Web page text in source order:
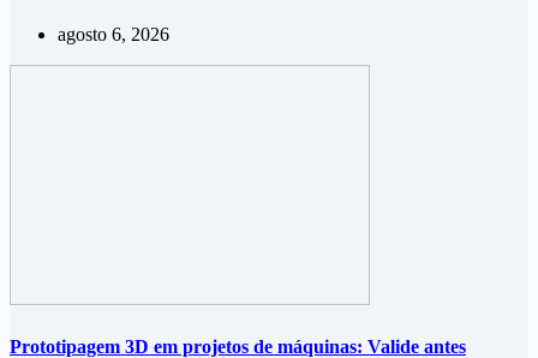
agosto 6, 2026
Prototipagem 3D em projetos de máquinas: Valide antes